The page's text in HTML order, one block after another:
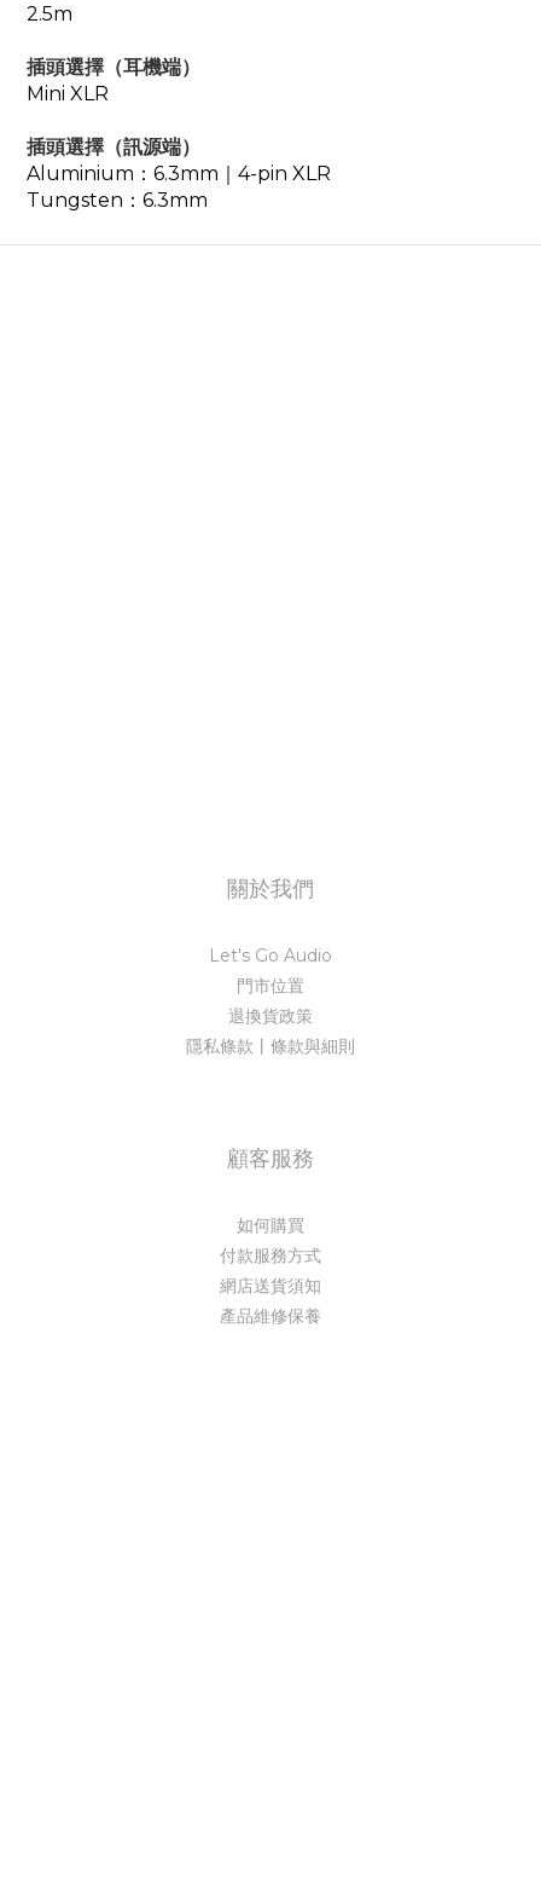
2.5m
插頭選擇（耳機端）
Mini XLR
插頭選擇（訊源端）
Aluminium：6.3mm｜4-pin XLR
Tungsten：6.3mm
關於我們
Let's Go Audio
門市位置
退換貨政策
隱私條款丨條款與細則
顧客服務
如何購買
付款服務方式
網店送貨須知
產品維修保養